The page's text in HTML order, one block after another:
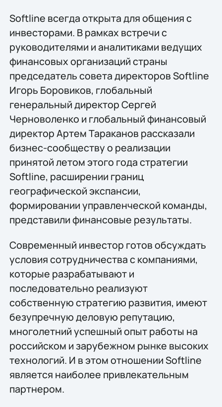
Softline всегда открыта для общения с
инвесторами. В рамках встречи с
руководителями и аналитиками ведущих
финансовых организаций страны
председатель совета директоров Softline
Игорь Боровиков, глобальный
генеральный директор Сергей
Черноволенко и глобальный финансовый
директор Артем Тараканов рассказали
бизнес-сообществу о реализации
принятой летом этого года стратегии
Softline, расширении границ
географической экспансии,
формировании управленческой команды,
представили финансовые результаты.
Современный инвестор готов обсуждать
условия сотрудничества с компаниями,
которые разрабатывают и
последовательно реализуют
собственную стратегию развития, имеют
безупречную деловую репутацию,
многолетний успешный опыт работы на
российском и зарубежном рынке высоких
технологий. И в этом отношении Softline
является наиболее привлекательным
партнером.